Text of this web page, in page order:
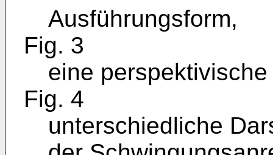
Ausführungsform,
Fig. 3
eine
Fig. 4
unterschiedliche